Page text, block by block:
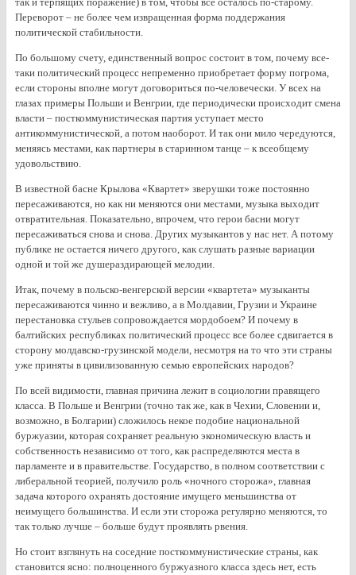
Переворот – не более чем извращенная форма поддержания
политической стабильности.
По большому счету, единственный вопрос состоит в том, почему все-
таки политический процесс непременно приобретает форму погрома,
если стороны вполне могут договориться по-человечески. У всех на
глазах примеры Польши и Венгрии, где периодически происходит смена
власти – посткоммунистическая партия уступает место
антикоммунистической, а потом наоборот. И так они мило чередуются,
меняясь местами, как партнеры в старинном танце – к всеобщему
удовольствию.
В известной басне Крылова «Квартет» зверушки тоже постоянно
пересаживаются, но как ни меняются они местами, музыка выходит
отвратительная. Показательно, впрочем, что герои басни могут
пересаживаться снова и снова. Других музыкантов у нас нет. А потому
публике не остается ничего другого, как слушать разные вариации
одной и той же душераздирающей мелодии.
Итак, почему в польско-венгерской версии «квартета» музыканты
пересаживаются чинно и вежливо, а в Молдавии, Грузии и Украине
перестановка стульев сопровождается мордобоем? И почему в
балтийских республиках политический процесс все более сдвигается в
сторону молдавско-грузинской модели, несмотря на то что эти страны
уже приняты в цивилизованную семью европейских народов?
По всей видимости, главная причина лежит в социологии правящего
класса. В Польше и Венгрии (точно так же, как в Чехии, Словении и,
возможно, в Болгарии) сложилось некое подобие национальной
буржуазии, которая сохраняет реальную экономическую власть и
собственность независимо от того, как распределяются места в
парламенте и в правительстве. Государство, в полном соответствии с
либеральной теорией, получило роль «ночного сторожа», главная
задача которого охранять достояние имущего меньшинства от
неимущего большинства. И если эти сторожа регулярно меняются, то
так только лучше – больше будут проявлять рвения.
Но стоит взглянуть на соседние посткоммунистические страны, как
становится ясно: полноценного буржуазного класса здесь нет, есть